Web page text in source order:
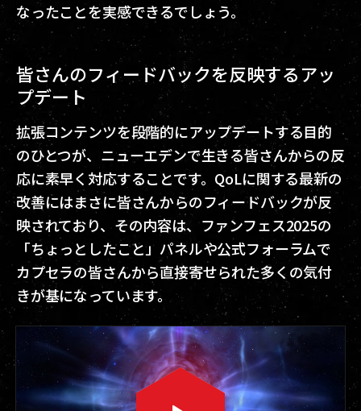
なったことを実感できるでしょう。
皆さんのフィードバックを反映するアッ
プデート
拡張コンテンツを段階的にアップデートする目的
のひとつが、ニューエデンで生きる皆さんからの反
応に素早く対応することです。QoLに関する最新の
改善にはまさに皆さんからのフィードバックが反
映されており、その内容は、ファンフェス2025の
「ちょっとしたこと」パネルや公式フォーラムで
カプセラの皆さんから直接寄せられた多くの気付
きが基になっています。